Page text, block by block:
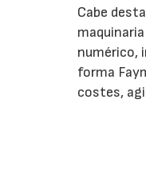
Cabe
numérico,
forma
costes,